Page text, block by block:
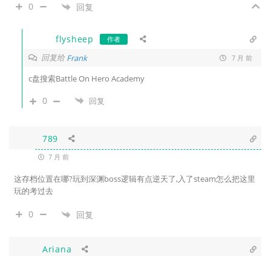
0 回复
flysheep 作者
回复给Frank 7 月 前
c盘搜索Battle On Hero Academy
0 回复
789
7 月 前
这存档位置在哪?玩到深渊boss逻辑有点逆天了,入了steam怎么把这里
玩的考过去
0 回复
Ariana